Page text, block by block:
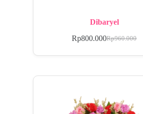
Dibaryel
Rp960.000
Rp800.000